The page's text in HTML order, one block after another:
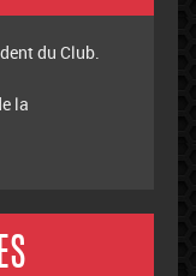
du Club.
la